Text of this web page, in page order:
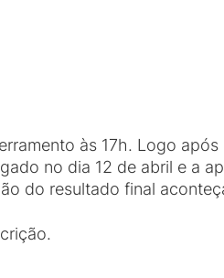
às 17h. Logo
no dia 12 de abril e a
do resultado final